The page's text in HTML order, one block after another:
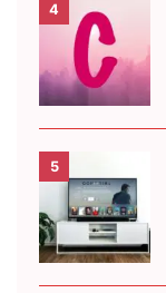
4
5